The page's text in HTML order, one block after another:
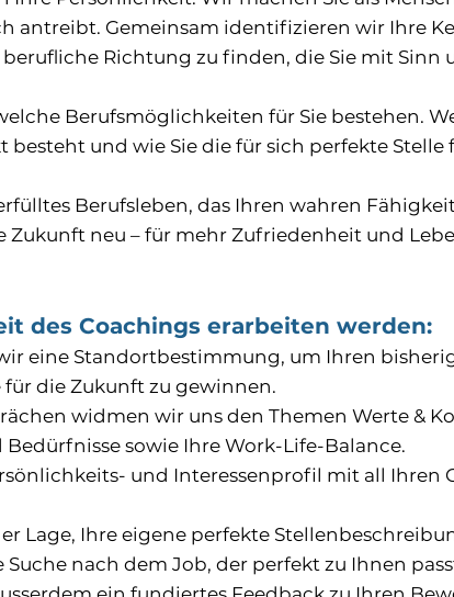
antreibt. Gemeinsam identifizieren wir Ihre
Richtung zu finden, die Sie mit Sinn
Berufsmöglichkeiten für Sie bestehen.
besteht und wie Sie die für sich perfekte Stelle
Berufsleben, das Ihren wahren
Zukunft neu – für mehr Zufriedenheit und
des Coachings erarbeiten werden:​
eine Standortbestimmung, um Ihren
die Zukunft zu gewinnen.
widmen wir uns den Themen Werte &
sowie Ihre Work-Life-Balance.
und Interessenprofil mit all Ihren
Lage, Ihre eigene perfekte
nach dem Job, der perfekt zu Ihnen